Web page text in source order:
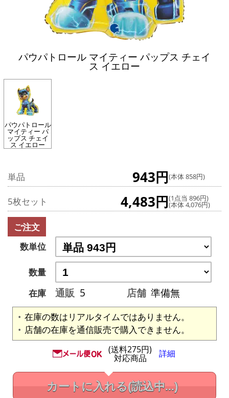
パウパトロール マイティー パップス チェイ
ス イエロー
パウパトロール
マイティー パ
ップス チェイ
ス イエロー
単品 943円(本体 858円)
5枚セット 4,483円(1点当 896円)
(本体 4,076円)
ご注文
数単位
数量
在庫
通販 5 店舗 準備無
在庫の数はリアルタイムではありません。
店舗の在庫を通信販売で購入できません。
(送料275円)
対応商品 詳細
カートに入れる(読込中...)